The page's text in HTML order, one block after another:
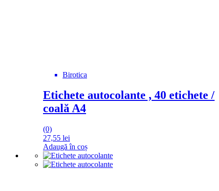
Birotica
Etichete autocolante , 40 etichete /
coală A4
(0)
27,55 lei
Adaugă în coș